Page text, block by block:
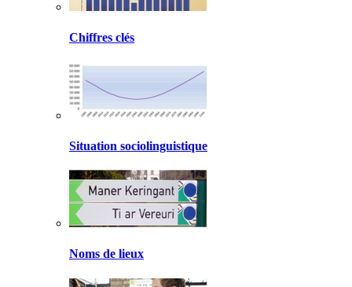
Chiffres clés
Situation sociolinguistique
Noms de lieux